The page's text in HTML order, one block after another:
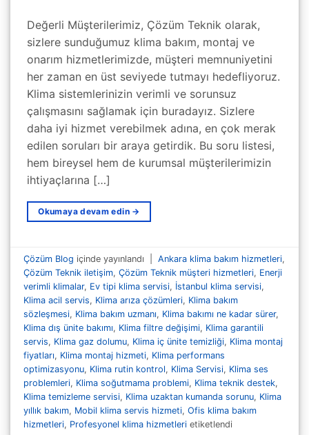
Değerli Müşterilerimiz, Çözüm Teknik olarak,
sizlere sunduğumuz klima bakım, montaj ve
onarım hizmetlerimizde, müşteri memnuniyetini
her zaman en üst seviyede tutmayı hedefliyoruz.
Klima sistemlerinizin verimli ve sorunsuz
çalışmasını sağlamak için buradayız. Sizlere
daha iyi hizmet verebilmek adına, en çok merak
edilen soruları bir araya getirdik. Bu soru listesi,
hem bireysel hem de kurumsal müşterilerimizin
ihtiyaçlarına […]
Okumaya devam edin →
Çözüm Blog içinde yayınlandı Ankara klima bakım hizmetleri,
Çözüm Teknik iletişim,Çözüm Teknik müşteri hizmetleri, Enerji
verimli klimalar, Ev tipi klima servisi, İstanbul klima servisi,
Klima acil servis, Klima arıza çözümleri, Klima bakım
sözleşmesi, Klima bakım uzmanı, Klima bakımı ne kadar sürer,
Klima dış ünite bakımı, Klima filtre değişimi, Klima garantili
servis, Klima gaz dolumu, Klima iç ünite temizliği, Klima montaj
fiyatları, Klima montaj hizmeti, Klima performans
optimizasyonu, Klima rutin kontrol, Klima Servisi, Klima ses
problemleri, Klima soğutmama problemi, Klima teknik destek,
Klima temizleme servisi, Klima uzaktan kumanda sorunu, Klima
yıllık bakım, Mobil klima servis hizmeti,Ofis klima bakım
hizmetleri, Profesyonel klima hizmetleri etiketlendi